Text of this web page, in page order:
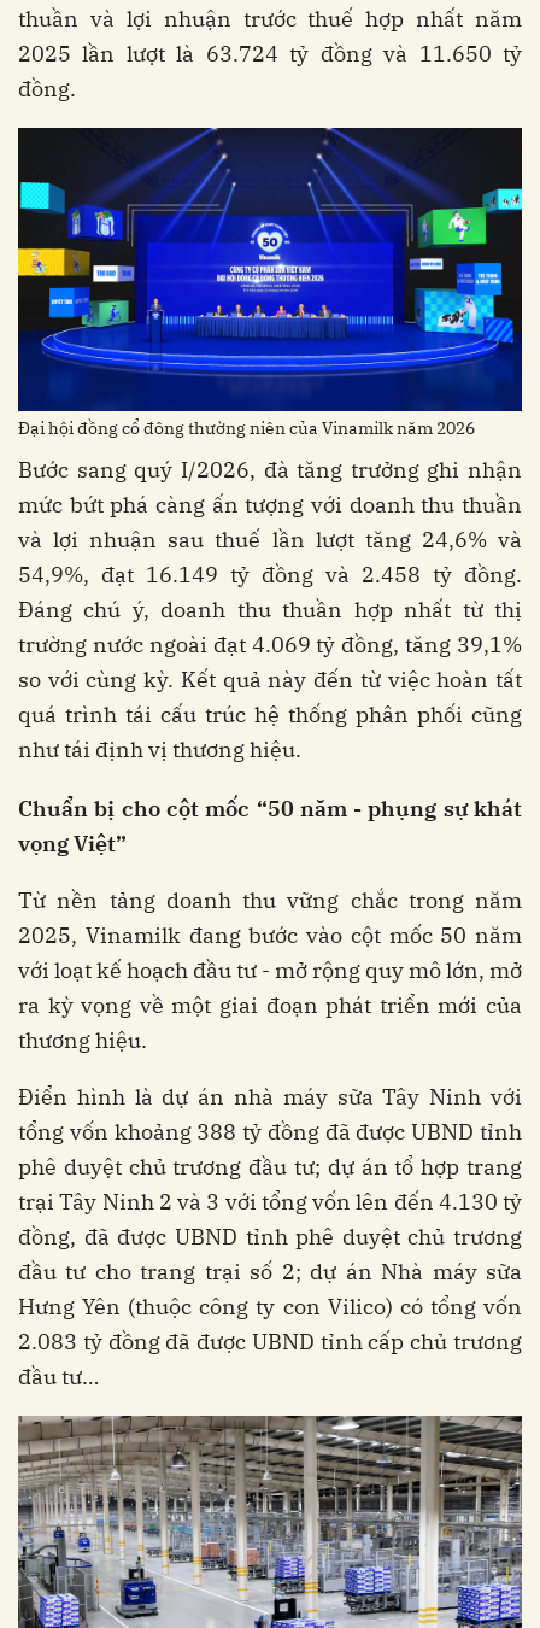
thuần và lợi nhuận trước thuế hợp nhất năm
2025 lần lượt là 63.724 tỷ đồng và 11.650 tỷ
đồng.
Đại hội đồng cổ đông thường niên của Vinamilk năm 2026
Bước sang quý I/2026, đà tăng trưởng ghi nhận
mức bứt phá càng ấn tượng với doanh thu thuần
và lợi nhuận sau thuế lần lượt tăng 24,6% và
54,9%, đạt 16.149 tỷ đồng và 2.458 tỷ đồng.
Đáng chú ý, doanh thu thuần hợp nhất từ thị
trường nước ngoài đạt 4.069 tỷ đồng, tăng 39,1%
so với cùng kỳ. Kết quả này đến từ việc hoàn tất
quá trình tái cấu trúc hệ thống phân phối cũng
như tái định vị thương hiệu.
Chuẩn bị cho cột mốc “50 năm - phụng sự khát
vọngViệt”
Từ nền tảng doanh thu vững chắc trong năm
2025, Vinamilk đang bước vào cột mốc 50 năm
với loạt kế hoạch đầu tư - mở rộng quy mô lớn, mở
ra kỳ vọng về một giai đoạn phát triển mới của
thương hiệu.
Điển hình là dự án nhà máy sữa Tây Ninh với
tổng vốn khoảng 388 tỷ đồng đã được UBND tỉnh
phê duyệt chủ trương đầu tư; dự án tổ hợp trang
trại Tây Ninh 2 và 3 với tổng vốn lên đến 4.130 tỷ
đồng, đã được UBND tỉnh phê duyệt chủ trương
đầu tư cho trang trại số 2; dự án Nhà máy sữa
Hưng Yên (thuộc công ty con Vilico) có tổng vốn
2.083 tỷ đồng đã được UBND tỉnh cấp chủ trương
đầu tư…